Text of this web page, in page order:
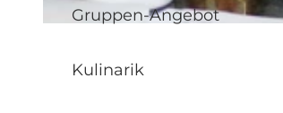
Gruppen-Angebot
Kulinarik